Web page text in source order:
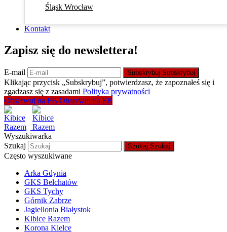
Śląsk Wrocław
Kontakt
Zapisz się do newslettera!
E-mail Subskrybuj Subskrybuj
Klikając przycisk „Subskrybuj”, potwierdzasz, że zapoznałeś się i
zgadzasz się z zasadami Polityka prywatności
Obserwuj na FB Obserwuj na FB
Wyszukiwarka
Szukaj
Szukaj Szukaj
Często wyszukiwane
Arka Gdynia
GKS Bełchatów
GKS Tychy
Górnik Zabrze
Jagiellonia Białystok
Kibice Razem
Korona Kielce